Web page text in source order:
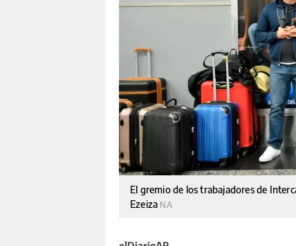
El gremio de los trabajadores de
Ezeiza NA